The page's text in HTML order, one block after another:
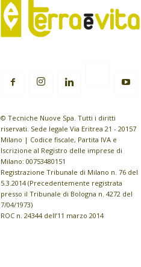
© Tecniche Nuove Spa. Tutti i diritti
riservati. Sede legale Via Eritrea 21 - 20157
Milano | Codice fiscale, Partita IVA e
Iscrizione al Registro delle imprese di
Milano: 00753480151
Registrazione Tribunale di Milano n. 76 del
5.3.2014 (Precedentemente registrata
presso il Tribunale di Bologna n. 4272 del
7/04/1973)
ROC n. 24344 dell’11 marzo 2014